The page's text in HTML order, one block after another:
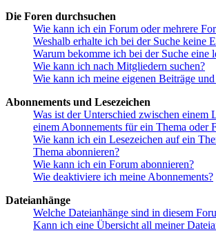
Die Foren durchsuchen
Wie kann ich ein Forum oder mehrere
Weshalb erhalte ich bei der Suche keine
Warum bekomme ich bei der Suche eine
Wie kann ich nach Mitgliedern suchen?
Wie kann ich meine eigenen Beiträge
Abonnements und Lesezeichen
Was ist der Unterschied zwischen einem
einem Abonnements für ein Thema oder
Wie kann ich ein Lesezeichen auf ein
Thema abonnieren?
Wie kann ich ein Forum abonnieren?
Wie deaktiviere ich meine Abonnements?
Dateianhänge
Welche Dateianhänge sind in diesem
Kann ich eine Übersicht all meiner